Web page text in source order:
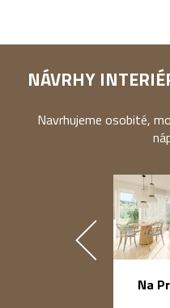
NÁVRHY
Navrhujeme osobité,
Na